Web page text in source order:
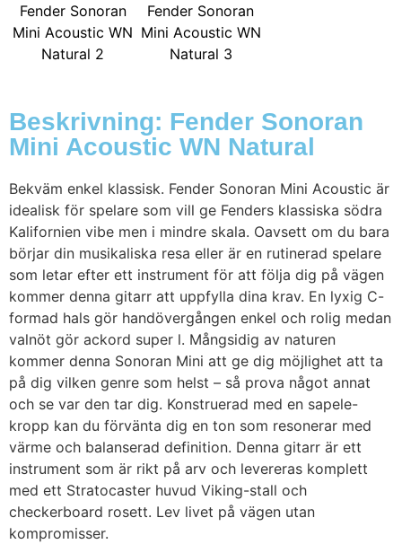
Beskrivning: Fender Sonoran
Mini Acoustic WN Natural
Bekväm enkel klassisk. Fender Sonoran Mini Acoustic är
idealisk för spelare som vill ge Fenders klassiska södra
Kalifornien vibe men i mindre skala. Oavsett om du bara
börjar din musikaliska resa eller är en rutinerad spelare
som letar efter ett instrument för att följa dig på vägen
kommer denna gitarr att uppfylla dina krav. En lyxig C-
formad hals gör handövergången enkel och rolig medan
valnöt gör ackord super l. Mångsidig av naturen
kommer denna Sonoran Mini att ge dig möjlighet att ta
på dig vilken genre som helst – så prova något annat
och se var den tar dig. Konstruerad med en sapele-
kropp kan du förvänta dig en ton som resonerar med
värme och balanserad definition. Denna gitarr är ett
instrument som är rikt på arv och levereras komplett
med ett Stratocaster huvud Viking-stall och
checkerboard rosett. Lev livet på vägen utan
kompromisser.